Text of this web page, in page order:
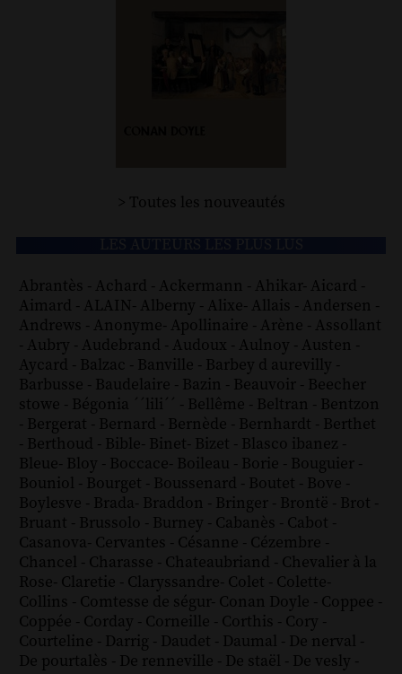
> Toutes les nouveautés
Abrantès - Achard - Ackermann - Ahikar- Aicard -
Aimard - ALAIN- Alberny - Alixe- Allais - Andersen -
Andrews - Anonyme- Apollinaire - Arène - Assollant
- Aubry - Audebrand - Audoux - Aulnoy - Austen -
Aycard - Balzac - Banville - Barbey d aurevilly -
Barbusse - Baudelaire - Bazin - Beauvoir - Beecher
stowe - Bégonia ´´lili´´ - Bellême - Beltran - Bentzon
- Bergerat - Bernard - Bernède - Bernhardt - Berthet
- Berthoud - Bible- Binet- Bizet - Blasco ibanez -
Bleue- Bloy - Boccace- Boileau - Borie - Bouguier -
Bouniol - Bourget - Boussenard - Boutet - Bove -
Boylesve - Brada- Braddon - Bringer - Brontë - Brot -
Bruant - Brussolo - Burney - Cabanès - Cabot -
Casanova- Cervantes - Césanne - Cézembre -
Chancel - Charasse - Chateaubriand - Chevalier à la
Rose- Claretie - Claryssandre- Colet - Colette-
Collins - Comtesse de ségur- Conan Doyle - Coppee -
Coppée - Corday - Corneille - Corthis - Cory -
Courteline - Darrig - Daudet - Daumal - De nerval -
De pourtalès - De renneville - De staël - De vesly -